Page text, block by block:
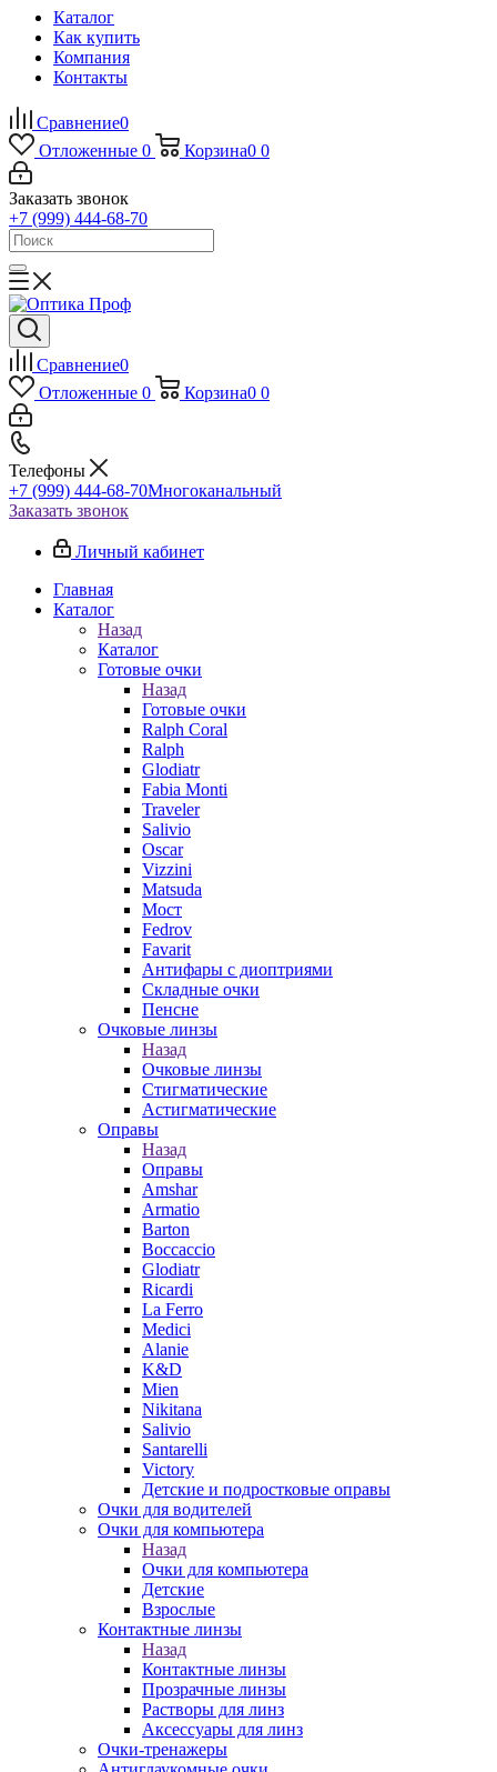
Каталог
Как купить
Компания
Контакты
Сравнение0
Отложенные 0 Корзина0 0
Заказать звонок
+7 (999) 444-68-70
Сравнение0
Отложенные 0 Корзина0 0
Телефоны
+7 (999) 444-68-70Многоканальный
Заказать звонок
Личный кабинет
Главная
Каталог
Назад
Каталог
Готовые очки
Назад
Готовые очки
Ralph Coral
Ralph
Glodiatr
Fabia Monti
Traveler
Salivio
Oscar
Vizzini
Matsuda
Мост
Fedrov
Favarit
Антифары с диоптриями
Складные очки
Пенсне
Очковые линзы
Назад
Очковые линзы
Стигматические
Астигматические
Оправы
Назад
Оправы
Amshar
Armatio
Barton
Boccaccio
Glodiatr
Ricardi
La Ferro
Medici
Alanie
K&D
Mien
Nikitana
Salivio
Santarelli
Victory
Детские и подростковые оправы
Очки для водителей
Очки для компьютера
Назад
Очки для компьютера
Детские
Взрослые
Контактные линзы
Назад
Контактные линзы
Прозрачные линзы
Растворы для линз
Аксессуары для линз
Очки-тренажеры